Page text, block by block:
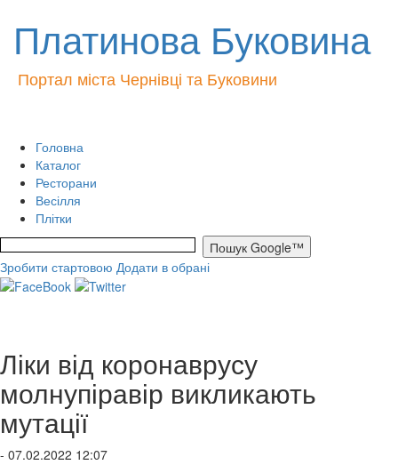
Платинова Буковина
Портал міста Чернівці та Буковини
Головна
Каталог
Ресторани
Весілля
Плітки
Зробити стартовою Додати в обрані
Ліки від коронаврусу
молнупіравір викликають
мутації
- 07.02.2022 12:07